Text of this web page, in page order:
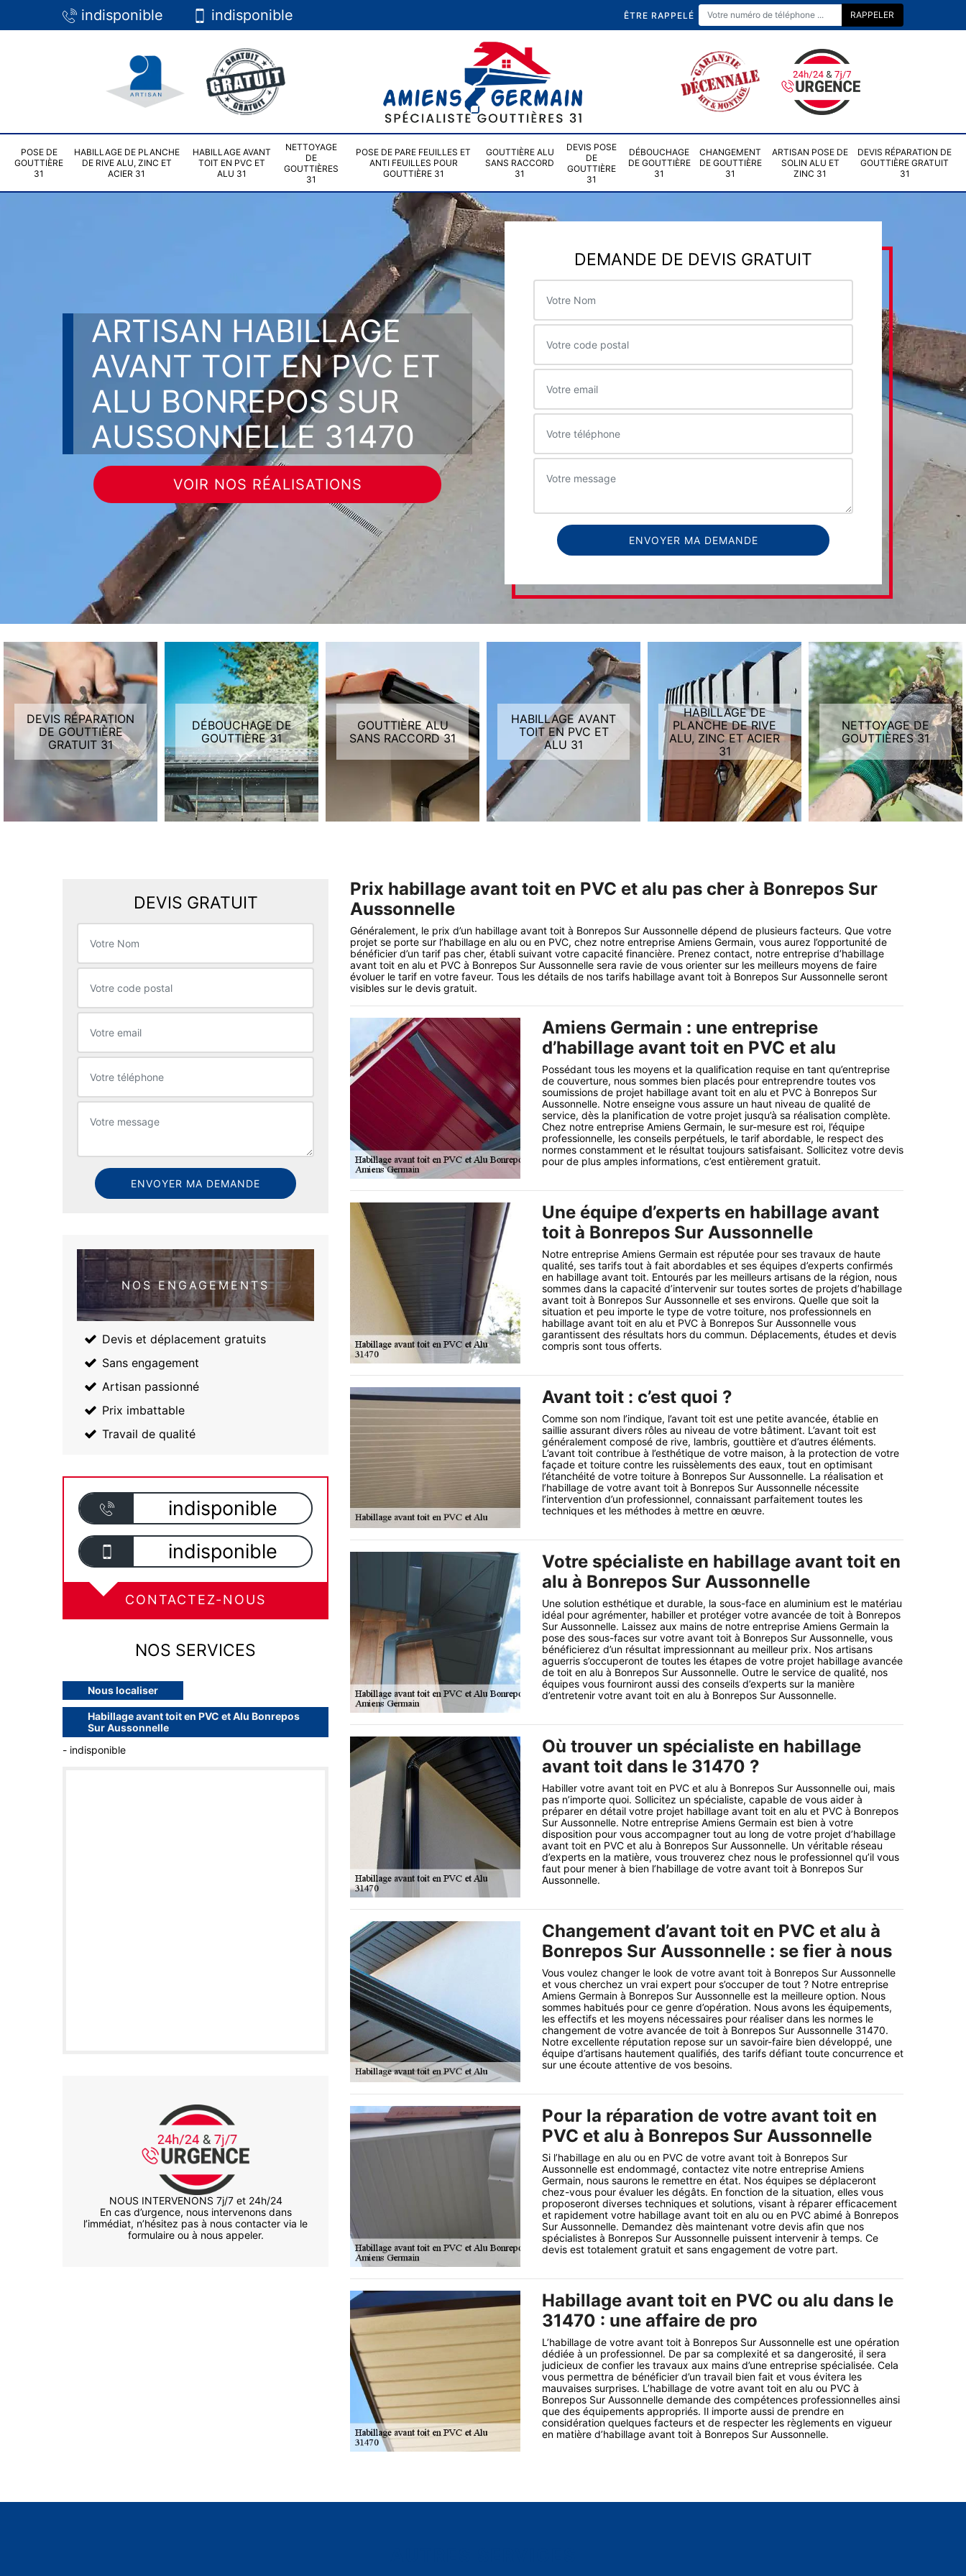
indisponible indisponible ÊTRE RAPPELÉ
POSE DE
GOUTTIÈRE
31
HABILLAGE DE PLANCHE
DE RIVE ALU, ZINC ET
ACIER 31
HABILLAGE AVANT
TOIT EN PVC ET
ALU 31
NETTOYAGE
DE
GOUTTIÈRES
31
POSE DE PARE FEUILLES ET
ANTI FEUILLES POUR
GOUTTIÈRE 31
GOUTTIÈRE ALU
SANS RACCORD
31
DEVIS POSE
DE
GOUTTIÈRE
31
DÉBOUCHAGE
DE GOUTTIÈRE
31
CHANGEMENT
DE GOUTTIÈRE
31
ARTISAN POSE DE
SOLIN ALU ET
ZINC 31
DEVIS RÉPARATION DE
GOUTTIÈRE GRATUIT
31
ARTISAN HABILLAGE
AVANT TOIT EN PVC ET
ALU BONREPOS SUR
AUSSONNELLE 31470
VOIR NOS RÉALISATIONS
DEMANDE DE DEVIS GRATUIT
DEVIS RÉPARATION
DE GOUTTIÈRE
GRATUIT 31
DÉBOUCHAGE DE
GOUTTIÈRE 31
GOUTTIÈRE ALU
SANS RACCORD 31
HABILLAGE AVANT
TOIT EN PVC ET
ALU 31
HABILLAGE DE
PLANCHE DE RIVE
ALU, ZINC ET ACIER
31
NETTOYAGE DE
GOUTTIÈRES 31
DEVIS GRATUIT
NOS ENGAGEMENTS
Devis et déplacement gratuits
Sans engagement
Artisan passionné
Prix imbattable
Travail de qualité
indisponible
indisponible
CONTACTEZ-NOUS
NOS SERVICES
Nous localiser
Habillage avant toit en PVC et Alu Bonrepos
Sur Aussonnelle
- indisponible
NOUS INTERVENONS 7j/7 et 24h/24
En cas d’urgence, nous intervenons dans
l’immédiat, n’hésitez pas à nous contacter via le
formulaire ou à nous appeler.
Prix habillage avant toit en PVC et alu pas cher à Bonrepos Sur
Aussonnelle
Généralement, le prix d’un habillage avant toit à Bonrepos Sur Aussonnelle dépend de plusieurs facteurs. Que votre
projet se porte sur l’habillage en alu ou en PVC, chez notre entreprise Amiens Germain, vous aurez l’opportunité de
bénéficier d’un tarif pas cher, établi suivant votre capacité financière. Prenez contact, notre entreprise d’habillage
avant toit en alu et PVC à Bonrepos Sur Aussonnelle sera ravie de vous orienter sur les meilleurs moyens de faire
évoluer le tarif en votre faveur. Tous les détails de nos tarifs habillage avant toit à Bonrepos Sur Aussonnelle seront
visibles sur le devis gratuit.
Amiens Germain : une entreprise
d’habillage avant toit en PVC et alu
Possédant tous les moyens et la qualification requise en tant qu’entreprise
de couverture, nous sommes bien placés pour entreprendre toutes vos
soumissions de projet habillage avant toit en alu et PVC à Bonrepos Sur
Aussonnelle. Notre enseigne vous assure un haut niveau de qualité de
service, dès la planification de votre projet jusqu’à sa réalisation complète.
Chez notre entreprise Amiens Germain, le sur-mesure est roi, l’équipe
professionnelle, les conseils perpétuels, le tarif abordable, le respect des
normes constamment et le résultat toujours satisfaisant. Sollicitez votre devis
pour de plus amples informations, c’est entièrement gratuit.
Une équipe d’experts en habillage avant
toit à Bonrepos Sur Aussonnelle
Notre entreprise Amiens Germain est réputée pour ses travaux de haute
qualité, ses tarifs tout à fait abordables et ses équipes d’experts confirmés
en habillage avant toit. Entourés par les meilleurs artisans de la région, nous
sommes dans la capacité d’intervenir sur toutes sortes de projets d’habillage
avant toit à Bonrepos Sur Aussonnelle et ses environs. Quelle que soit la
situation et peu importe le type de votre toiture, nos professionnels en
habillage avant toit en alu et PVC à Bonrepos Sur Aussonnelle vous
garantissent des résultats hors du commun. Déplacements, études et devis
compris sont tous offerts.
Avant toit : c’est quoi ?
Comme son nom l’indique, l’avant toit est une petite avancée, établie en
saillie assurant divers rôles au niveau de votre bâtiment. L’avant toit est
généralement composé de rive, lambris, gouttière et d’autres éléments.
L’avant toit contribue à l’esthétique de votre maison, à la protection de votre
façade et toiture contre les ruissèlements des eaux, tout en optimisant
l’étanchéité de votre toiture à Bonrepos Sur Aussonnelle. La réalisation et
l’habillage de votre avant toit à Bonrepos Sur Aussonnelle nécessite
l’intervention d’un professionnel, connaissant parfaitement toutes les
techniques et les méthodes à mettre en œuvre.
Votre spécialiste en habillage avant toit en
alu à Bonrepos Sur Aussonnelle
Une solution esthétique et durable, la sous-face en aluminium est le matériau
idéal pour agrémenter, habiller et protéger votre avancée de toit à Bonrepos
Sur Aussonnelle. Laissez aux mains de notre entreprise Amiens Germain la
pose des sous-faces sur votre avant toit à Bonrepos Sur Aussonnelle, vous
bénéficierez d’un résultat impressionnant au meilleur prix. Nos artisans
aguerris s’occuperont de toutes les étapes de votre projet habillage avancée
de toit en alu à Bonrepos Sur Aussonnelle. Outre le service de qualité, nos
équipes vous fourniront aussi des conseils d’experts sur la manière
d’entretenir votre avant toit en alu à Bonrepos Sur Aussonnelle.
Où trouver un spécialiste en habillage
avant toit dans le 31470 ?
Habiller votre avant toit en PVC et alu à Bonrepos Sur Aussonnelle oui, mais
pas n’importe quoi. Sollicitez un spécialiste, capable de vous aider à
préparer en détail votre projet habillage avant toit en alu et PVC à Bonrepos
Sur Aussonnelle. Notre entreprise Amiens Germain est bien à votre
disposition pour vous accompagner tout au long de votre projet d’habillage
avant toit en PVC et alu à Bonrepos Sur Aussonnelle. Un véritable réseau
d’experts en la matière, vous trouverez chez nous le professionnel qu’il vous
faut pour mener à bien l’habillage de votre avant toit à Bonrepos Sur
Aussonnelle.
Changement d’avant toit en PVC et alu à
Bonrepos Sur Aussonnelle : se fier à nous
Vous voulez changer le look de votre avant toit à Bonrepos Sur Aussonnelle
et vous cherchez un vrai expert pour s’occuper de tout ? Notre entreprise
Amiens Germain à Bonrepos Sur Aussonnelle est la meilleure option. Nous
sommes habitués pour ce genre d’opération. Nous avons les équipements,
les effectifs et les moyens nécessaires pour réaliser dans les normes le
changement de votre avancée de toit à Bonrepos Sur Aussonnelle 31470.
Notre excellente réputation repose sur un savoir-faire bien développé, une
équipe d’artisans hautement qualifiés, des tarifs défiant toute concurrence et
sur une écoute attentive de vos besoins.
Pour la réparation de votre avant toit en
PVC et alu à Bonrepos Sur Aussonnelle
Si l’habillage en alu ou en PVC de votre avant toit à Bonrepos Sur
Aussonnelle est endommagé, contactez vite notre entreprise Amiens
Germain, nous saurons le remettre en état. Nos équipes se déplaceront
chez-vous pour évaluer les dégâts. En fonction de la situation, elles vous
proposeront diverses techniques et solutions, visant à réparer efficacement
et rapidement votre habillage avant toit en alu ou en PVC abimé à Bonrepos
Sur Aussonnelle. Demandez dès maintenant votre devis afin que nos
spécialistes à Bonrepos Sur Aussonnelle puissent intervenir à temps. Ce
devis est totalement gratuit et sans engagement de votre part.
Habillage avant toit en PVC ou alu dans le
31470 : une affaire de pro
L’habillage de votre avant toit à Bonrepos Sur Aussonnelle est une opération
dédiée à un professionnel. De par sa complexité et sa dangerosité, il sera
judicieux de confier les travaux aux mains d’une entreprise spécialisée. Cela
vous permettra de bénéficier d’un travail bien fait et vous évitera les
mauvaises surprises. L’habillage de votre avant toit en alu ou PVC à
Bonrepos Sur Aussonnelle demande des compétences professionnelles ainsi
que des équipements appropriés. Il importe aussi de prendre en
considération quelques facteurs et de respecter les règlements en vigueur
en matière d’habillage avant toit à Bonrepos Sur Aussonnelle.